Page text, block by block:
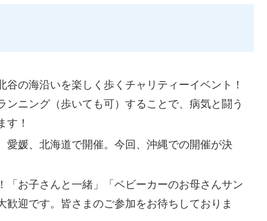
の海沿いを楽しく歩くチャリティーイベント！
ニング（歩いても可）することで、病気と闘う
す！
愛媛、北海道で開催。今回、沖縄での開催が決
お子さんと一緒」「ベビーカーのお母さんサン
迎です。皆さまのご参加をお待ちしておりま